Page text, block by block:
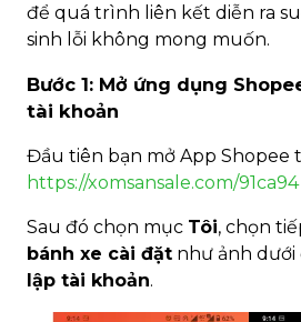
để quá trình liên kết diễn ra
sinh lỗi không mong muốn.
Bước 1: Mở ứng dụng
tài khoản
Đầu tiên bạn mở App Shopee
https://xomsansale.com/91ca94
Sau đó chọn mục Tôi, chọn
bánh xe cài đặt như ảnh dưới
lập tài khoản.